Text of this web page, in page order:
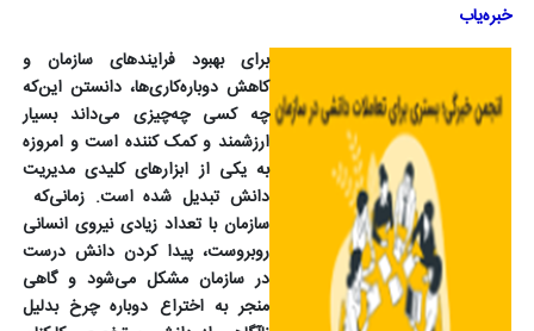
خبره‌یاب
برای بهبود فرایندهای سازمان و
کاهش دوباره‌کاری‌ها، دانستن این‌که
چه کسی چه‌چیزی می‌داند بسیار
ارزشمند و کمک کننده است و امروزه
به یکی از ابزارهای کلیدی مدیریت
دانش تبدیل شده است. زمانی‌که
سازمان با تعداد زیادی نیروی انسانی
روبروست، پیدا کردن دانش درست
در سازمان مشکل می‌شود و گاهی
منجر به اختراع دوباره چرخ بدلیل